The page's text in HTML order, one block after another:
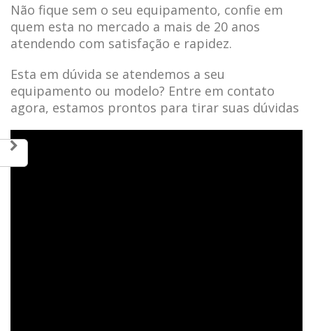
Não fique sem o seu equipamento, confie em
quem esta no mercado a mais de 20 anos
atendendo com satisfação e rapidez.
Esta em dúvida se atendemos a seu
equipamento ou modelo? Entre em contato
agora, estamos prontos para tirar suas dúvidas